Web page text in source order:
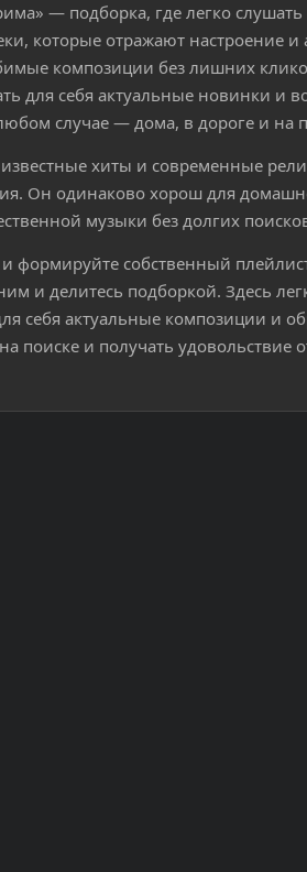
— подборка, где легко
которые отражают настроение
композиции без лишних
для себя актуальные новинки и
случае — дома, в дороге и на
известные хиты и современные
Он одинаково хорош для
музыки без долгих
формируйте собственный
и делитесь подборкой. Здесь
себя актуальные композиции и
поиске и получать удовольствие